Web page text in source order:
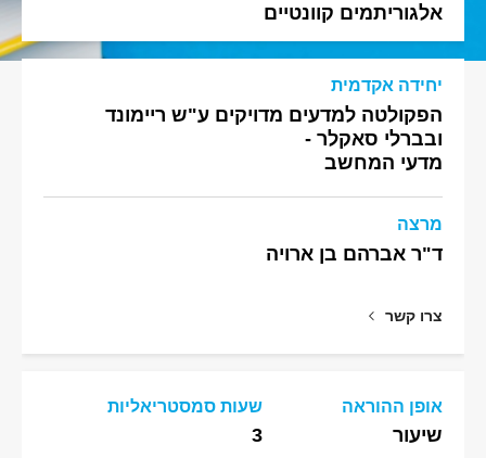
אלגוריתמים קוונטיים
יחידה אקדמית
הפקולטה למדעים מדויקים ע"ש ריימונד
ובברלי סאקלר -
מדעי המחשב
מרצה
ד"ר אברהם בן ארויה
צרו קשר
אופן ההוראה
שיעור
שעות סמסטריאליות
3